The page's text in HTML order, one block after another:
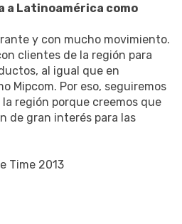
a Latinoamérica como
y con mucho movimiento.
clientes de la región para
al igual que en
Mipcom. Por eso, seguiremos
región porque creemos que
de gran interés para las
Time 2013